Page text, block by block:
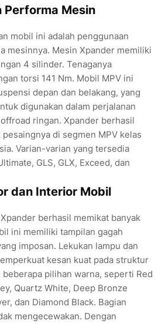
Performa Mesin
mobil ini adalah penggunaan
mesinnya. Mesin Xpander memiliki
4 silinder. Tenaganya
torsi 141 Nm. Mobil MPV ini
depan dan belakang, yang
digunakan dalam perjalanan
ringan. Xpander berhasil
di segmen MPV kelas
Varian-varian yang tersedia
GLS, GLX, Exceed, dan
dan Interior Mobil
berhasil memikat banyak
ini memiliki tampilan gagah
imposan. Lekukan lampu dan
kesan kuat pada struktur
beberapa pilihan warna, seperti Red
Quartz White, Deep Bronze
dan Diamond Black. Bagian
mengecewakan. Dengan